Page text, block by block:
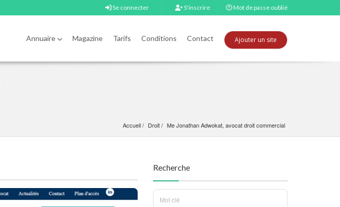
Se connecter S'inscrire Mot de passe oublié
Annuaire Magazine Tarifs Conditions Contact Ajouter un site
Accueil Droit Me Jonathan Adwokat, avocat droit commercial
Recherche